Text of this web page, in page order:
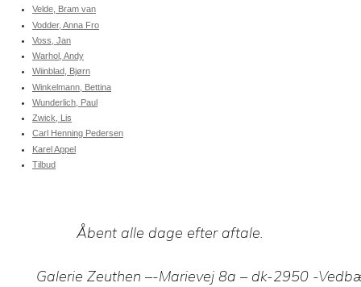
Velde, Bram van
Vodder, Anna Fro
Voss, Jan
Warhol, Andy
Wiinblad, Bjørn
Winkelmann, Bettina
Wunderlich, Paul
Zwick, Lis
Carl Henning Pedersen
Karel Appel
Tilbud
Åbent alle dage efter aftale.
Galerie Zeuthen –-Marievej 8a – dk-2950 -